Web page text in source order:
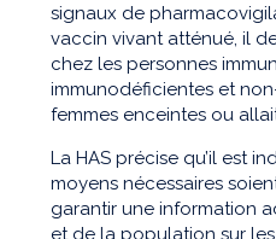
signaux de
vaccin vivant atténué, il
chez les personnes
immunodéficientes et
femmes enceintes ou
La HAS précise qu’il est
moyens nécessaires
garantir une information
et de la population sur